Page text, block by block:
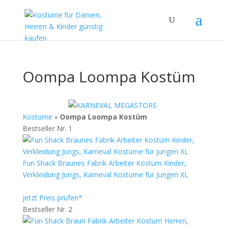
Oompa Loompa Kostüm
Kostüme » Oompa Loompa Kostüm
Bestseller Nr. 1
Fun Shack Braunes Fabrik Arbeiter Kostüm Kinder,
Verkleidung Jungs, Karneval Kostüme für Jungen XL
Jetzt Preis prüfen*
Bestseller Nr. 2